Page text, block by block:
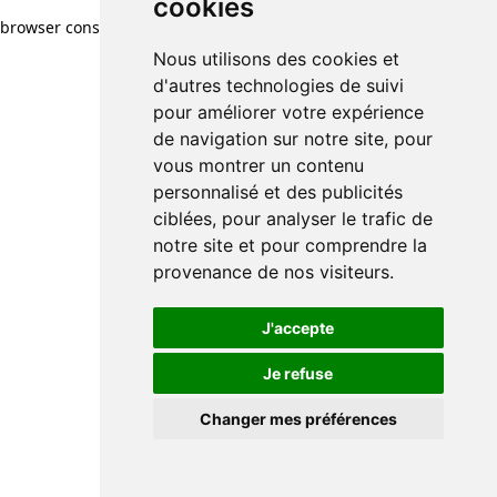
cookies
Nous utilisons des cookies et
d'autres technologies de suivi
pour améliorer votre expérience
de navigation sur notre site, pour
vous montrer un contenu
personnalisé et des publicités
ciblées, pour analyser le trafic de
notre site et pour comprendre la
provenance de nos visiteurs.
J'accepte
Je refuse
Changer mes préférences
browser console for more information)